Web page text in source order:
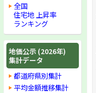
全国
住宅地 上昇率
ランキング
地価公示 (2026年)
集計データ
都道府県別集計
平均金額推移集計